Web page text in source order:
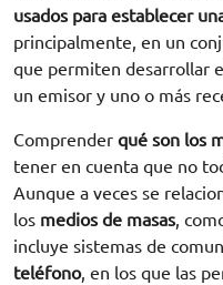
usados para establecer
principalmente, en un
que permiten desarrollar
un emisor y uno o más
Comprender qué son los
tener en cuenta que no
Aunque a veces se
los medios de masas,
incluye sistemas de
teléfono, en los que las